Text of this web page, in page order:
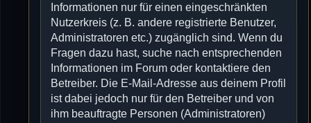
Informationen nur für einen eingeschränkten
Nutzerkreis (z. B. andere registrierte Benutzer,
Administratoren etc.) zugänglich sind. Wenn du
Fragen dazu hast, suche nach entsprechenden
Informationen im Forum oder kontaktiere den
Betreiber. Die E-Mail-Adresse aus deinem Profil
ist dabei jedoch nur für den Betreiber und von
ihm beauftragte Personen (Administratoren)